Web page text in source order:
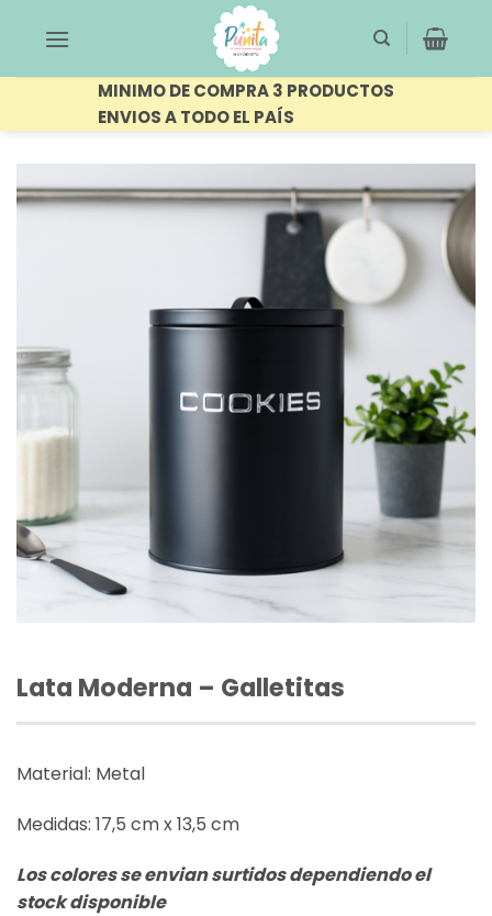
MINIMO DE COMPRA 3 PRODUCTOS
ENVIOS A TODO EL PAÍS
Lata Moderna – Galletitas
Material: Metal
Medidas: 17,5 cm x 13,5 cm
Los colores se envian surtidos dependiendo el
stock disponible